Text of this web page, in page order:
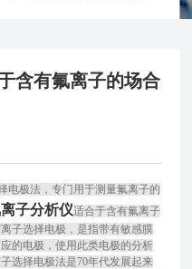
含有氟离子的场合
电极法，专门用于测量氟离子的
子分析仪适合于含有氟离子
子选择电极，是指带有敏感膜
的电极，使用此类电极的分析
选择电极法是70年代发展起来